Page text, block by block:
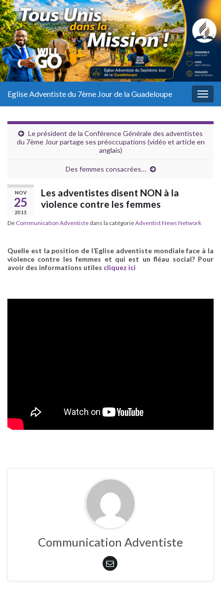
Eglise Adventiste du 7ème Jour de la Guadeloupe
Le président de la Conférence Générale des adventistes
du 7ème Jour partage ses préoccupations (vidéo et article en
anglais)
Des femmes consacrées…
NOV
25
2013
Les adventistes disent NON à la
violence contre les femmes
De Communication Adventiste dans la catégorieAdventist News Network
Quelle est la position de l’Eglise adventiste mondiale face à la
violence contre les femmes et qui est un fléau social? Pour
avoir des informations utiles cliquez ici
Communication Adventiste